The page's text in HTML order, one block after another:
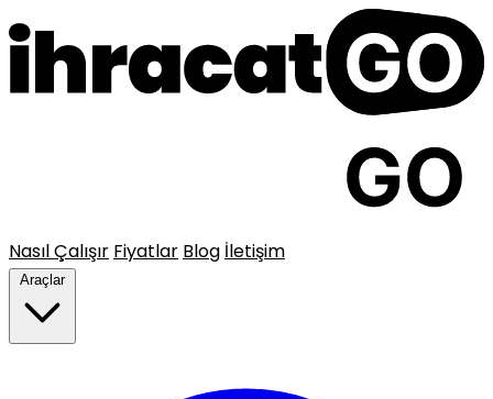
Nasıl Çalışır Fiyatlar Blog İletişim
Araçlar